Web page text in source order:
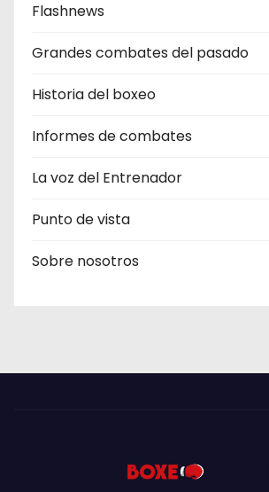
Flashnews
Grandes combates del pasado
Historia del boxeo
Informes de combates
La voz del Entrenador
Punto de vista
Sobre nosotros